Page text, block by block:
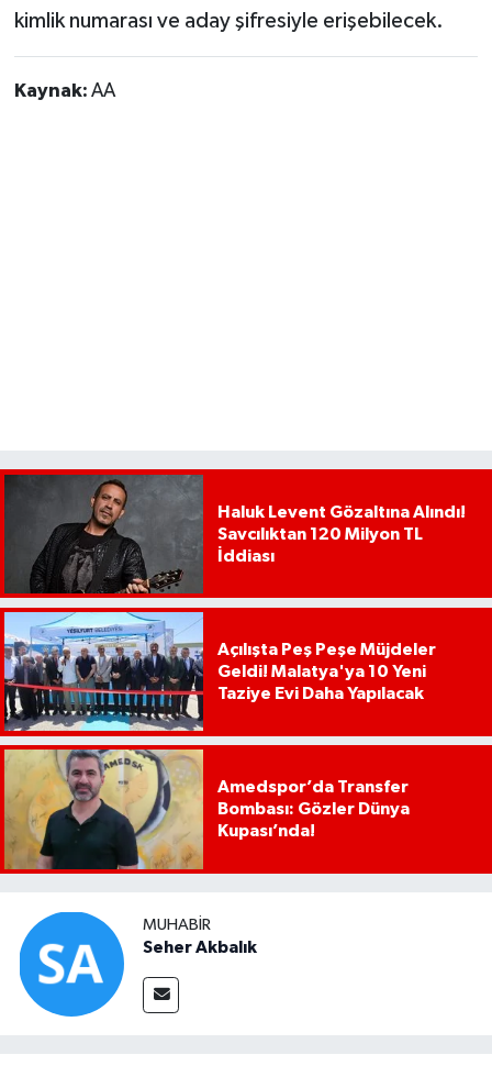
kimlik numarası ve aday şifresiyle erişebilecek.
Kaynak: AA
Haluk Levent Gözaltına Alındı!
Savcılıktan 120 Milyon TL
İddiası
Açılışta Peş Peşe Müjdeler
Geldi! Malatya'ya 10 Yeni
Taziye Evi Daha Yapılacak
Amedspor’da Transfer
Bombası: Gözler Dünya
Kupası’nda!
MUHABIR
Seher Akbalık